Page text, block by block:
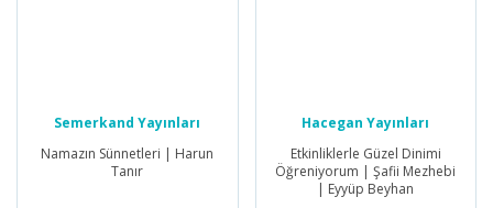
Semerkand Yayınları
Namazın Sünnetleri | Harun
Tanır
Hacegan Yayınları
Etkinliklerle Güzel Dinimi
Öğreniyorum | Şafii Mezhebi
| Eyyüp Beyhan